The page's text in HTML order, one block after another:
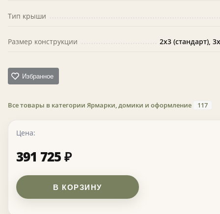
Тип крыши
Размер конструкции 2х3 (стандарт),
Избранное
Все товары в категории Ярмарки, домики и оформление 117
Цена:
391 725₽
В КОРЗИНУ